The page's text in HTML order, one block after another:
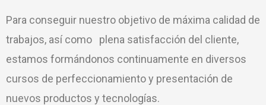
Para conseguir nuestro objetivo de máxima calidad de
trabajos, así como plena satisfacción del cliente,
estamos formándonos continuamente en diversos
cursos de perfeccionamiento y presentación de
nuevos productos y tecnologías.